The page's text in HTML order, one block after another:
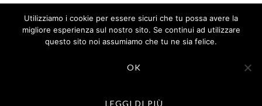
IL SITO PARTECIPA A PROGRAMMI DI AFFILIAZIONE
COME IL PROGRAMMA AFFILIAZIONE AMAZON EU, UN
PROGRAMMA DI AFFILIAZIONE CHE PERMETTE AI SITI
PUBBLICITARIA PUBBLICIZZANDO E FORNENDO LINK
PER CIASCUN ACQUISTO IDONEO.
Utilizziamo i cookie per essere sicuri che tu possa avere la
migliore esperienza sul nostro sito. Se continui ad utilizzare
questo sito noi assumiamo che tu ne sia felice.
OK
LEGGI DI PIÙ